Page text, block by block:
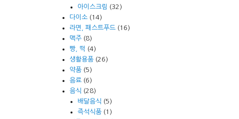
아이스크림 (32)
다이소(14)
라면, 패스트푸드(16)
맥주(8)
빵, 떡 (4)
생활용품(26)
약품(5)
음료(6)
음식 (28)
배달음식 (5)
즉석식품(1)